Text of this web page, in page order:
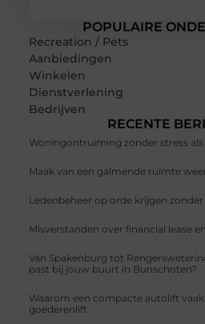
POPULAIRE
Recreation / Pets
Aanbiedingen
Winkelen
Dienstverlening
Bedrijven
RECENTE
Woningontruiming zonder stress als
Maak van een galmende ruimte
Ledenbeheer op orde krijgen
Misverstanden over financial lease
Van Spakenburg tot
past bij jouw buurt in Bunschoten?
Waarom een compacte autolift
goederenlift